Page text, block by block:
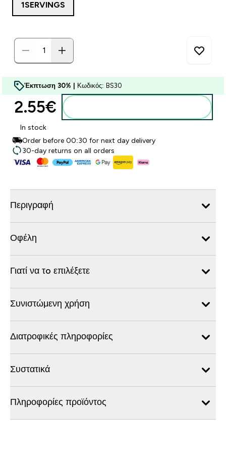
1SERVINGS
Έκπτωση 30% | Κωδικός: BS30
2.55€‎
In stock
Order before 00:30 for next day delivery
30-day returns on all orders
Περιγραφή
Οφέλη
Γιατί να τo επιλέξετε
Συνιστώμενη χρήση
Διατροφικές πληροφορίες
Συστατικά
Πληροφορίες προϊόντος